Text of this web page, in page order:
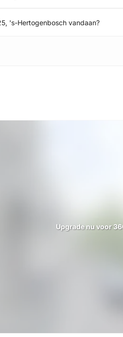
's-Hertogenbosch vandaan?
Upgrade nu voor